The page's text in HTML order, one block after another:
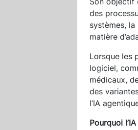
des
systèmes,
matière
Lorsque les
logiciel,
médicaux,
des
l’IA
Pourquoi